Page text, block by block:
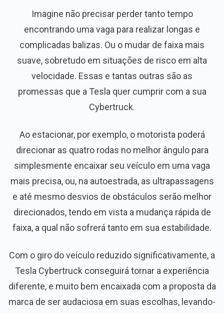
Imagine não precisar perder tanto tempo
encontrando uma vaga para realizar longas e
complicadas balizas. Ou o mudar de faixa mais
suave, sobretudo em situações de risco em alta
velocidade. Essas e tantas outras são as
promessas que a Tesla quer cumprir com a sua
Cybertruck.
Ao estacionar, por exemplo, o motorista poderá
direcionar as quatro rodas no melhor ângulo para
simplesmente encaixar seu veículo em uma vaga
mais precisa, ou, na autoestrada, as ultrapassagens
e até mesmo desvios de obstáculos serão melhor
direcionados, tendo em vista a mudança rápida de
faixa, a qual não sofrerá tanto em sua estabilidade.
Com o giro do veículo reduzido significativamente, a
Tesla Cybertruck conseguirá tornar a experiência
diferente, e muito bem encaixada com a proposta da
marca de ser audaciosa em suas escolhas, levando-